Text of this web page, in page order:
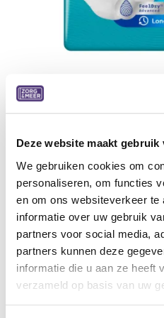
Deze website maakt gebruik
We gebruiken cookies om
personaliseren, om functies
en om ons websiteverkeer
informatie over uw gebruik
partners voor social media,
partners kunnen deze
informatie die u aan ze heeft
verzameld op basis van uw
Tena ProSkin Pants
XXS, 14 stuks, 4 pakken/doos
22,27 €
Aan
Toevoegen